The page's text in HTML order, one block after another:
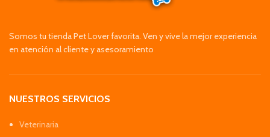
Somos tu tienda Pet Lover favorita. Ven y vive la mejor experiencia
en atención al cliente y asesoramiento
NUESTROS SERVICIOS
Veterinaria